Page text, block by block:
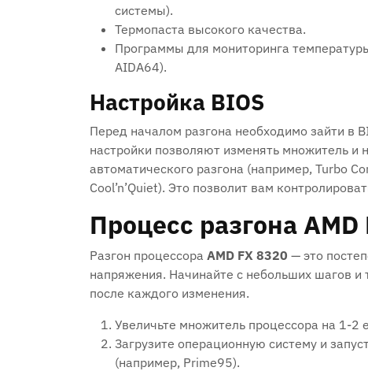
системы).
Термопаста высокого качества.
Программы для мониторинга
AIDA64).
Настройка BIOS
Перед началом разгона необходимо зайти в
настройки позволяют изменять множитель
автоматического разгона (например, Turbo
Cool’n’Quiet). Это позволит вам
Процесс разгона
Разгон процессора AMD FX 8320 — это
напряжения. Начинайте с небольших шагов и
после каждого изменения.
Увеличьте множитель процессора на 1-2
Загрузите операционную систему и
(например, Prime95).